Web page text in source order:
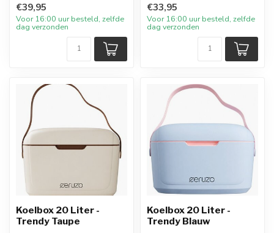
€39,95
Voor 16:00 uur besteld, zelfde
dag verzonden
€33,95
Voor 16:00 uur besteld, zelfde
dag verzonden
Koelbox 20 Liter -
Trendy Taupe
Koelbox 20 Liter -
Trendy Blauw